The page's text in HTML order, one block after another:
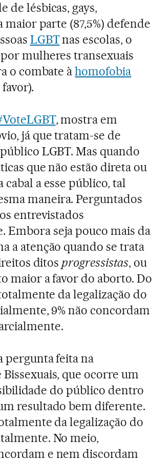
de lésbicas, gays,
maior parte (87,5%) defende
LGBTnas escolas, o
mulheres transexuais
o combate àhomofobia
, mostra em
já que tratam-se de
LGBT. Mas quando
que não estão direta ou
a esse público, tal
maneira. Perguntados
entrevistados
seja pouco mais da
a atenção quando se trata
ditos progressistas, ou
maior a favor do aborto. Do
da legalização do
9% não concordam
pergunta feita na
que ocorre um
do público dentro
resultado bem diferente.
da legalização do
No meio,
e nem discordam